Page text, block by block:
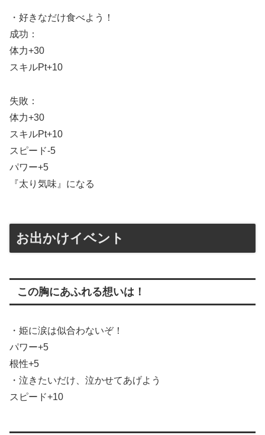
・好きなだけ食べよう！
成功：
体力+30
スキルPt+10
失敗：
体力+30
スキルPt+10
スピード-5
パワー+5
『太り気味』になる
お出かけイベント
この胸にあふれる想いは！
・姫に涙は似合わないぞ！
パワー+5
根性+5
・泣きたいだけ、泣かせてあげよう
スピード+10